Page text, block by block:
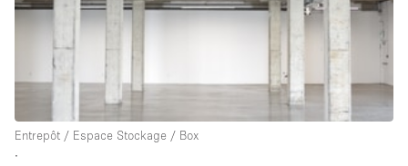
Cabines d'essayage
Chauffage
Entrepôt / Espace Stockage / Box
∙